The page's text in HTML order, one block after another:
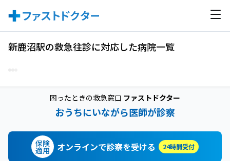
新鹿沼駅の救急往診に対応した病院一覧
困ったときの救急窓口 ファストドクター
おうちにいながら医師が診察
保険
適用 オンラインで診察を受ける 24時間受付